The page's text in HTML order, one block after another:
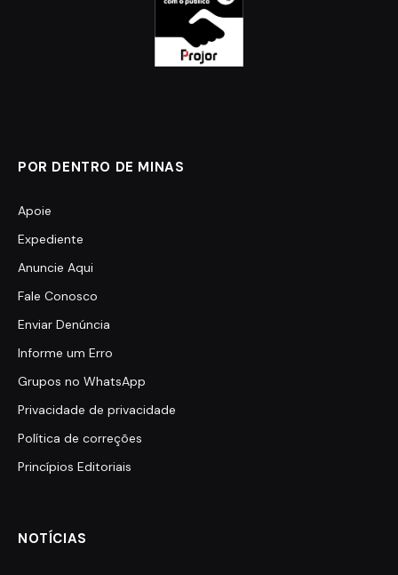
POR DENTRO DE MINAS
Apoie
Expediente
Anuncie Aqui
Fale Conosco
Enviar Denúncia
Informe um Erro
Grupos no WhatsApp
Privacidade de privacidade
Política de correções
Princípios Editoriais
NOTÍCIAS